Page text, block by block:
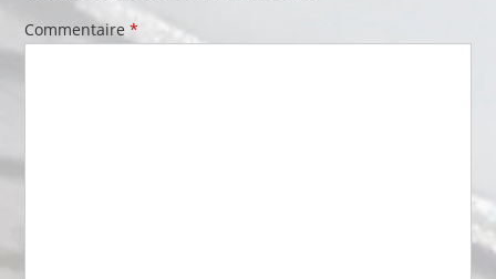
Commentaire*